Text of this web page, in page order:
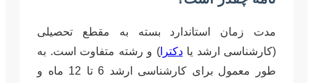
مدت زمان استاندارد بسته به مقطع تحصیلی
(کارشناسی ارشد یادکترا) و رشته متفاوت است. به
طور معمول برای کارشناسی ارشد 6 تا 12 ماه و